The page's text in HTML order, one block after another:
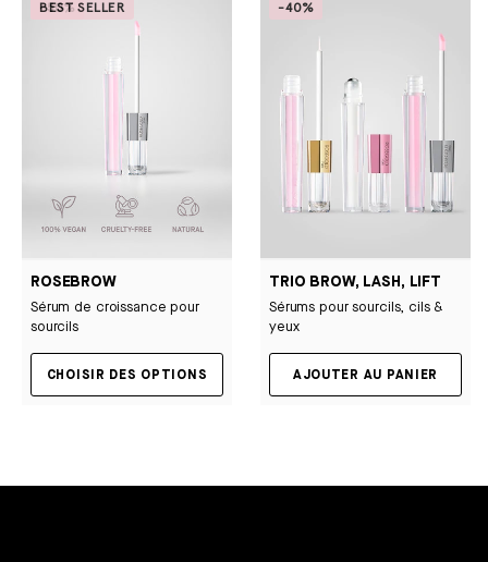
-50%
BEST SELLER
ROSEBROW
Sérum de croissance pour
sourcils
CHOISIR DES OPTIONS
-40%
TRIO BROW, LASH, LIFT
Sérums pour sourcils, cils &
yeux
AJOUTER AU PANIER